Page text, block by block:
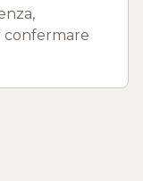
confermare